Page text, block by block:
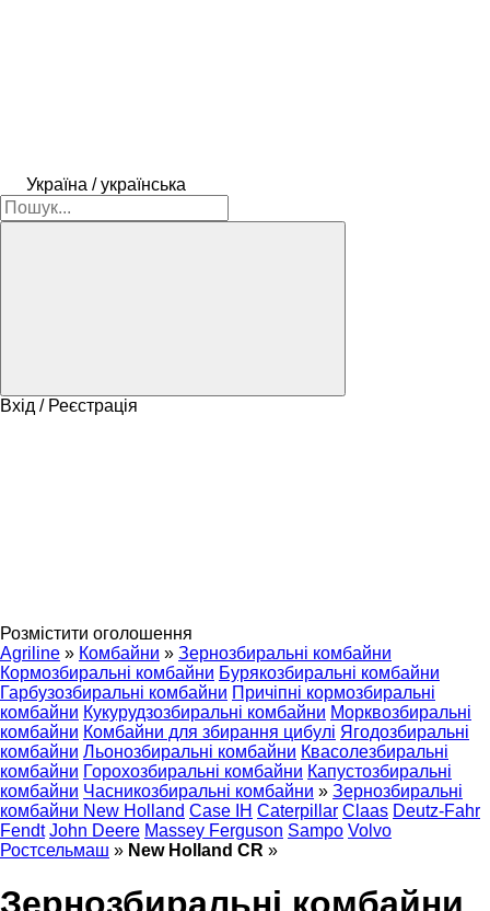
Україна / українська
Вхід / Реєстрація
Розмістити оголошення
Agriline » Комбайни » Зернозбиральні комбайни
Кормозбиральні комбайни Бурякозбиральні комбайни
Гарбузозбиральні комбайни Причіпні кормозбиральні
комбайни Кукурудзозбиральні комбайни Морквозбиральні
комбайни Комбайни для збирання цибулі Ягодозбиральні
комбайни Льонозбиральні комбайни Квасолезбиральні
комбайни Горохозбиральні комбайни Капустозбиральні
комбайни Часникозбиральні комбайни » Зернозбиральні
комбайни New Holland Case IH Caterpillar Claas Deutz-Fahr
Fendt John Deere Massey Ferguson Sampo Volvo
Ростсельмаш » New Holland CR »